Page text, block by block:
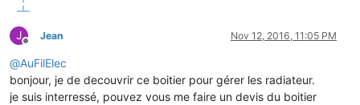
J
Offline
Jean Nov 12, 2016, 11:05 PM
@AuFilElec
bonjour, je de decouvrir ce boitier pour gérer les radiateur.
je suis interressé, pouvez vous me faire un devis du boitier